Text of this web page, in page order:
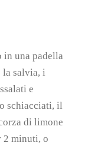
in una padella
la salvia, i
e
schiacciati, il
di limone
2 minuti, o